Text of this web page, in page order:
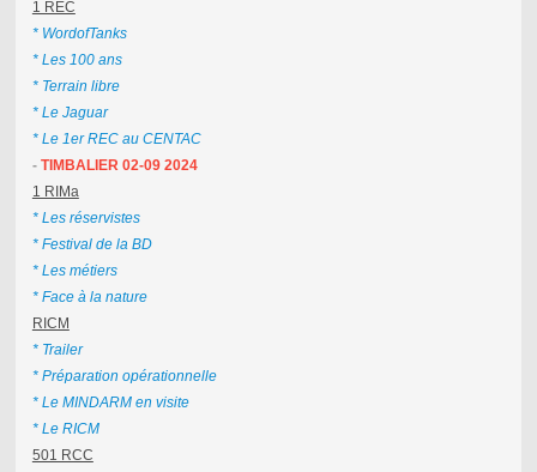
1 REC
* WordofTanks
* Les 100 ans
* Terrain libre
* Le Jaguar
* Le 1er REC au CENTAC
- TIMBALIER 02-09 2024
1 RIMa
* Les réservistes
* Festival de la BD
* Les métiers
* Face à la nature
RICM
* Trailer
* Préparation opérationnelle
* Le MINDARM en visite
* Le RICM
501 RCC